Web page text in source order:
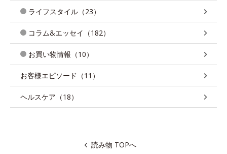
ライフスタイル（23）
コラム&エッセイ（182）
お買い物情報（10）
お客様エピソード（11）
ヘルスケア（18）
読み物 TOPへ